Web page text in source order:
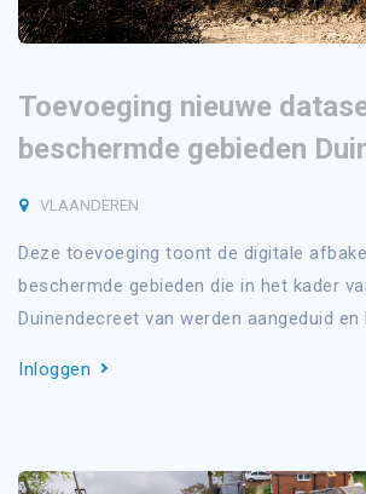
Toevoeging nieuwe
beschermde gebieden
VLAANDEREN
Deze toevoeging toont de digitale
beschermde gebieden die in het kader
Duinendecreet van werden aangeduid en
Inloggen